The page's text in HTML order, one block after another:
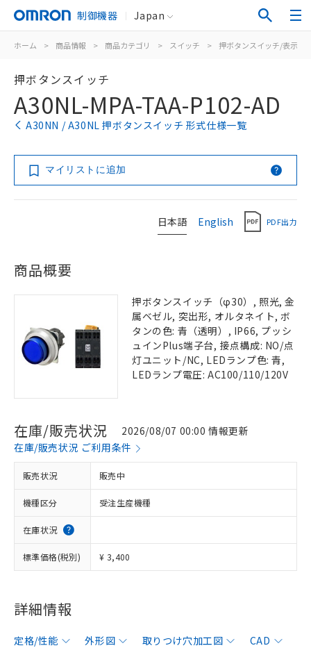
制御機器 Japan
ホーム > 商品情報 > 商品カテゴリ > スイッチ > 押ボタンスイッチ/表示灯
押ボタンスイッチ
A30NL-MPA-TAA-P102-AD
A30NN / A30NL 押ボタンスイッチ 形式仕様一覧
マイリストに追加
日本語 English PDF出力
商品概要
押ボタンスイッチ（φ30）, 照光, 金
属ベゼル, 突出形, オルタネイト, ボ
タンの色: 青（透明）, IP66, プッシ
ュインPlus端子台, 接点構成: NO/点
灯ユニット/NC, LEDランプ色: 青,
LEDランプ電圧: AC100/110/120V
在庫/販売状況
2026/08/07 00:00 情報更新
在庫/販売状況 ご利用条件
販売状況 販売中
機種区分 受注生産機種
在庫状況
標準価格(税別) ¥ 3,400
詳細情報
定格/性能 外形図 取りつけ穴加工図
CAD